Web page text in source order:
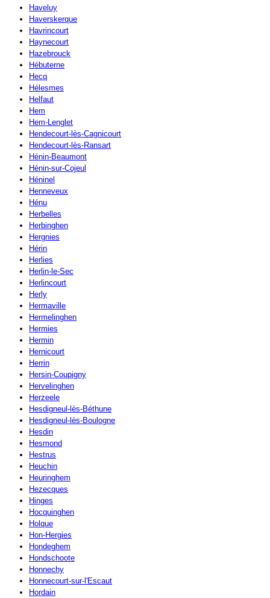
Haveluy
Haverskerque
Havrincourt
Haynecourt
Hazebrouck
Hébuterne
Hecq
Hélesmes
Helfaut
Hem
Hem-Lenglet
Hendecourt-lès-Cagnicourt
Hendecourt-lès-Ransart
Hénin-Beaumont
Hénin-sur-Cojeul
Héninel
Henneveux
Hénu
Herbelles
Herbinghen
Hergnies
Hérin
Herlies
Herlin-le-Sec
Herlincourt
Herly
Hermaville
Hermelinghen
Hermies
Hermin
Hernicourt
Herrin
Hersin-Coupigny
Hervelinghen
Herzeele
Hesdigneul-lès-Béthune
Hesdigneul-lès-Boulogne
Hesdin
Hesmond
Hestrus
Heuchin
Heuringhem
Hezecques
Hinges
Hocquinghen
Holque
Hon-Hergies
Hondeghem
Hondschoote
Honnechy
Honnecourt-sur-l'Escaut
Hordain